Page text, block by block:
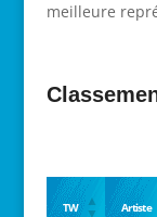
meilleure
TW Artiste